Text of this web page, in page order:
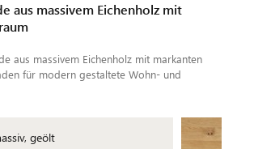
aus massivem Eichenholz mit
aus massivem Eichenholz mit markanten
für modern gestaltete Wohn- und
geölt